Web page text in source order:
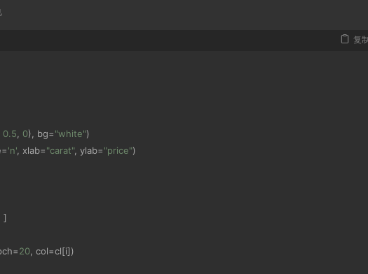
复
0.5 0), bg="white")
='n' xlab="carat", ylab="price")
]
=20 col=cl[i])